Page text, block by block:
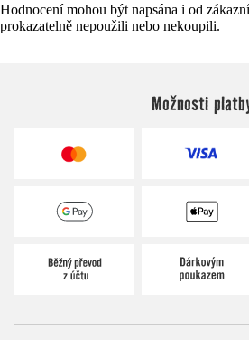
Hodnocení mohou být napsána i od
prokazatelně nepoužili nebo nekoupili.
Možnosti